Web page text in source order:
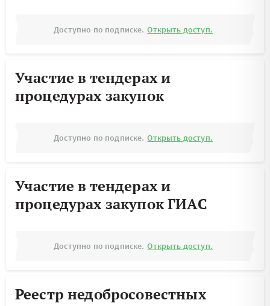
Доступно по подписке. Открыть доступ.
Участие в тендерах и
процедурах закупок
Доступно по подписке. Открыть доступ.
Участие в тендерах и
процедурах закупок ГИАС
Доступно по подписке. Открыть доступ.
Реестр недобросовестных